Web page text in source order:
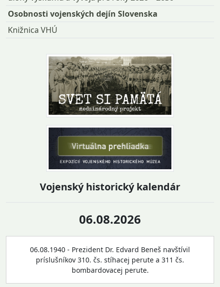
Osobnosti vojenských dejín Slovenska
Knižnica VHÚ
Vojenský historický kalendár
06.08.2026
06.08.1940 - Prezident Dr. Edvard Beneš navštívil
príslušníkov 310. čs. stíhacej perute a 311 čs.
bombardovacej perute.